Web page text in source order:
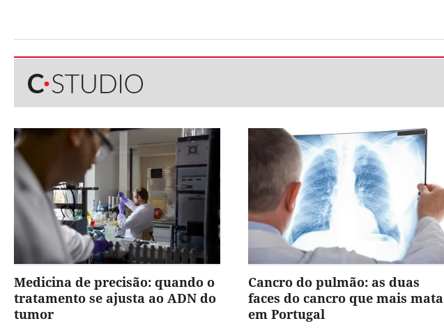
Medicina de precisão: quando o
tratamento se ajusta ao ADN do
tumor
Cancro do pulmão: as duas
faces do cancro que mais mata
em Portugal